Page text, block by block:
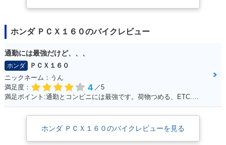
ホンダ ＰＣＸ１６０のバイクレビュー
通勤には最強だけど、、、
ホンダ
ＰＣＸ１６０
ニックネーム：うん
満足度：
4 ／5
ホンダ ＰＣＸ１６０のバイクレビューを見る